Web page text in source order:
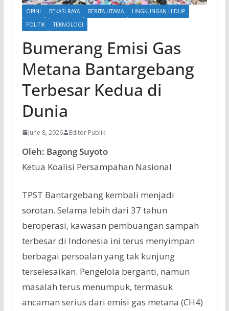
OPINI BEKASI RAYA BERITA UTAMA
LINGKUNGAN HIDUP
POLITIK
TEKNOLOGI
Bumerang Emisi Gas
Metana Bantargebang
Terbesar Kedua di
Dunia
June 8, 2026 Editor Publik
Oleh: Bagong Suyoto
Ketua Koalisi Persampahan Nasional
TPST Bantargebang kembali menjadi
sorotan. Selama lebih dari 37 tahun
beroperasi, kawasan pembuangan sampah
terbesar di Indonesia ini terus menyimpan
berbagai persoalan yang tak kunjung
terselesaikan. Pengelola berganti, namun
masalah terus menumpuk, termasuk
ancaman serius dari emisi gas metana (CH4)